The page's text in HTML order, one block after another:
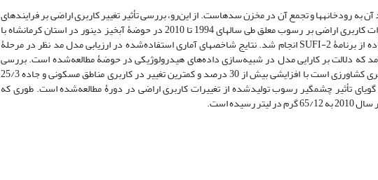
به رودخانه‏ها و تجمع آن در مخزن سدها‌ست. از این‌رو، بررسی تأثیر تغییر کاربری اراضی بر فرایندهای
هیدرولوژی امری مهم و ضروری است. این پژوهش با هدف بررسی اثر تغییرات کاربری اراضی بر رسوب معلق طی سال‏های 1994 تا 2010 در حوضۀ آبخیز دینور در استان کرمانشاه با
استفاده از مدل SWAT صورت گرفت. واسنجی و اعتبارسنجی مدل با استفاده از برنامۀ SUFI-2 انجام شد. نتایج شاخص‏های آماری ‌استفاده‌شده در ارزیابی مدل مد نظر در مرحلۀ
60 درصد به‌دست آمد که دلالت بر کارایی مدل در شبیه‌سازی داده‌های هیدرولوژیکی در حوضۀ مطالعه‌شده است. بررسی
کاربری اراضی طی یک دورۀ 16 ساله نشان داد بیشترین تغییر مختص‌به کاربری کشاورزی است با افزایشی بیش از 30 درصد و کمترین تغییر در کاربری مناطق مسکونی و جاده 25/3
تأثیر چشمگیر رسوب تولیدشده از تغییرات کاربری اراضی در دورۀ مطالعه‌شده است. طوری که